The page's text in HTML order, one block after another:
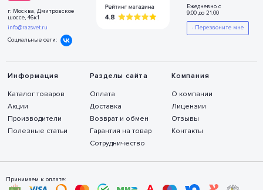
г. Москва, Дмитровское
шоссе, 46к1
info@razsvet.ru
Социальные сети:
Информация
Каталог товаров
Акции
Производители
Полезные статьи
Разделы сайта
Оплата
Доставка
Возврат и обмен
Гарантия на товар
Сотрудничество
Компания
О компании
Лицензии
Отзывы
Контакты
Ежедневно с
9:00 до 21:00
Перезвоните мне
Принимаем к оплате: